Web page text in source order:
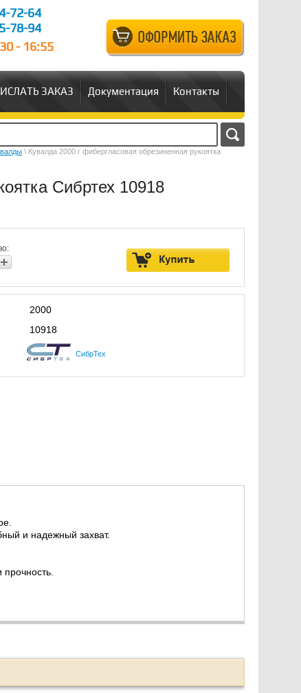
72-64
78-94
- 16:55
ЗАКАЗ Документация Контакты
\ Кувалда 2000 г фибергласовая обрезиненная рукоятка
Сибртех 10918
2000
10918
СибрТех
и надежный захват.